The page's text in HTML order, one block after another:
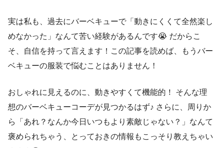
実は私も、過去にバーベキューで「動きにくくて全然楽し
めなかった」なんて苦い経験があるんです😭 だからこ
そ、自信を持って言えます！この記事を読めば、もうバー
ベキューの服装で悩むことはありません！
おしゃれに見えるのに、動きやすくて機能的！ そんな理
想のバーベキューコーデが見つかるはず♪ さらに、周りか
ら「あれ？なんか今日いつもより素敵じゃない？」なんて
褒められちゃう、とっておきの情報もこっそり教えちゃい